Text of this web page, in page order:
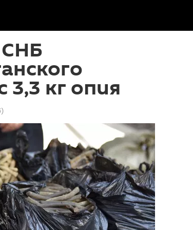
3,3 кг опия
)